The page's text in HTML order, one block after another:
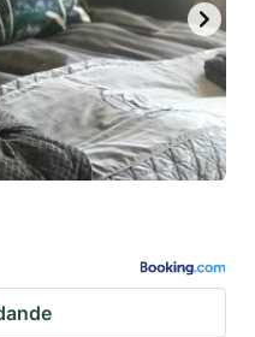
get
the
keyboard
shortcuts
for